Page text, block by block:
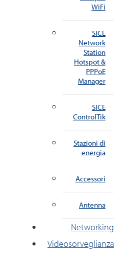
WiFi
SICE
Network
Station
Hotspot &
PPPoE
Manager
SICE
ControlTik
Stazioni di
energia
Accessori
Antenna
Networking
Videosorveglianza